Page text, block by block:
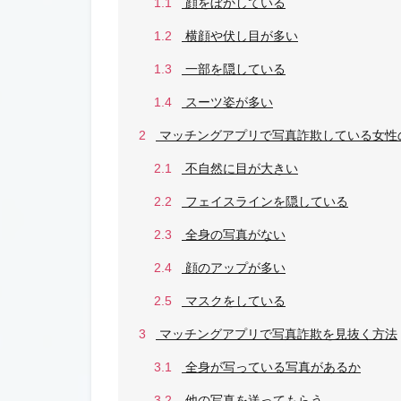
1.2 横顔や伏し目が多い
1.3 一部を隠している
1.4 スーツ姿が多い
2 マッチングアプリで写真詐欺している女性
2.1 不自然に目が大きい
2.2 フェイスラインを隠している
2.3 全身の写真がない
2.4 顔のアップが多い
2.5 マスクをしている
3 マッチングアプリで写真詐欺を見抜く方法
3.1 全身が写っている写真があるか